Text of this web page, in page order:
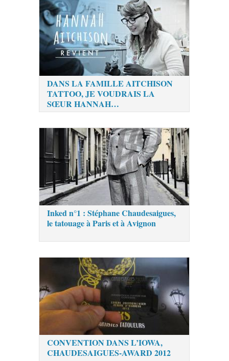
DANS LA FAMILLE AITCHISON
TATTOO, JE VOUDRAIS LA
SŒUR HANNAH…
Inked n°1 : Stéphane Chaudesaigues,
le tatouage à Paris et à Avignon
CONVENTION DANS L’IOWA,
CHAUDESAIGUES-AWARD 2012